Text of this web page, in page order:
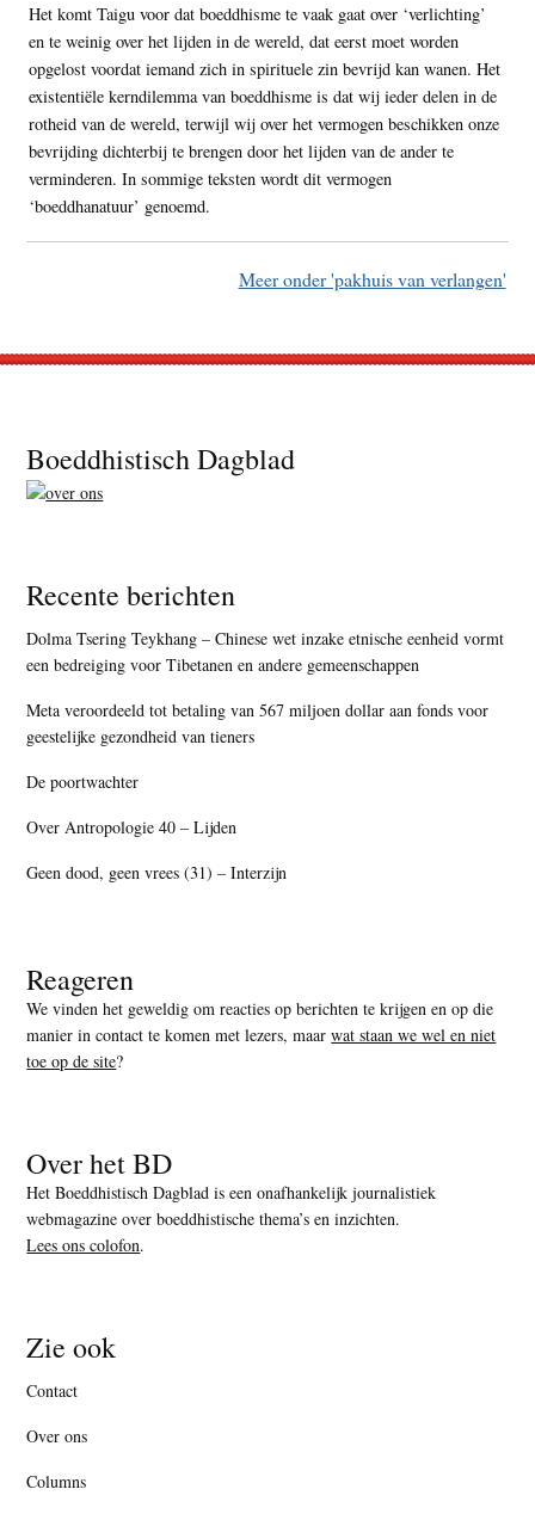
Het komt Taigu voor dat boeddhisme te vaak gaat over ‘verlichting’
en te weinig over het lijden in de wereld, dat eerst moet worden
opgelost voordat iemand zich in spirituele zin bevrijd kan wanen. Het
existentiële kerndilemma van boeddhisme is dat wij ieder delen in de
rotheid van de wereld, terwijl wij over het vermogen beschikken onze
bevrijding dichterbij te brengen door het lijden van de ander te
verminderen. In sommige teksten wordt dit vermogen
‘boeddhanatuur’ genoemd.
Meer onder 'pakhuis van verlangen'
Footer
Boeddhistisch Dagblad
Recente berichten
Dolma Tsering Teykhang – Chinese wet inzake etnische eenheid vormt
een bedreiging voor Tibetanen en andere gemeenschappen
Meta veroordeeld tot betaling van 567 miljoen dollar aan fonds voor
geestelijke gezondheid van tieners
De poortwachter
Over Antropologie 40 – Lijden
Geen dood, geen vrees (31) – Interzijn
Reageren
We vinden het geweldig om reacties op berichten te krijgen en op die
manier in contact te komen met lezers, maarwat staan we wel en niet
toe op de site?
Over het BD
Het Boeddhistisch Dagblad is een onafhankelijk journalistiek
webmagazine over boeddhistische thema’s en inzichten.
Lees ons colofon.
Zie ook
Contact
Over ons
Columns